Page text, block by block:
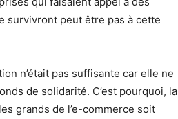
survivront peut être pas à cette
n’était pas suffisante car elle ne
de solidarité. C’est pourquoi, la
grands de l’e-commerce soit